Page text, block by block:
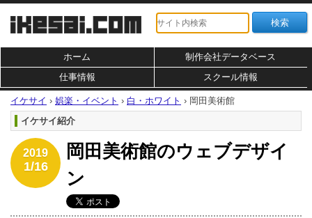
ホーム
制作会社データベース
仕事情報
スクール情報
イケサイ › 娯楽・イベント › 白・ホワイト › 岡田美術館
イケサイ紹介
2019
1/16
岡田美術館のウェブデザイ
ン